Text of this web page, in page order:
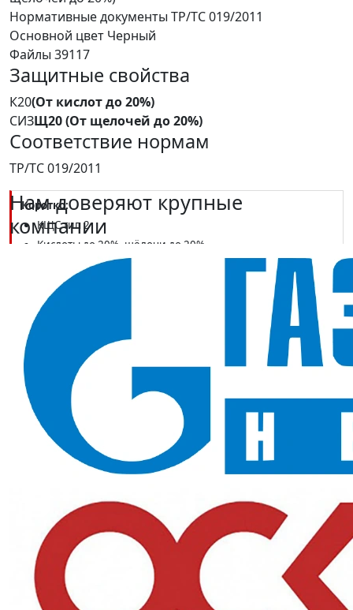
Нормативные документы ТР/ТС 019/2011
Основной цвет Черный
Файлы 39117
Защитные свойства
К20(От кислот до 20%)
СИЗЩ20 (От щелочей до 20%)
Соответствие нормам
ТР/ТС 019/2011
Коротко:
КЩС тип 2
Кислоты до 20%, щёлочи до 20%
Соответствуют ТР ТС 019/2011
Перчатки КЩС тип 2 (Китай)
кислотощёлочестойкие перчатки типа 2 китайского
производства. Рассчитаны на защиту рук от кислот и щелочей
слабой концентрации.
Назначение и сферы применения
Подойдут для химических и лабораторных задач, где нужен
бюджетный вариант защиты от разбавленных кислот и
щелочей.
Ключевые преимущества
Химбарьер:держат кислоты и щёлочи до 20%
Резиновая основа:
плотный материал не пропускает
растворы к коже
Характеристики и стандарты
КЩС тип 2
Нам доверяют крупные
компании